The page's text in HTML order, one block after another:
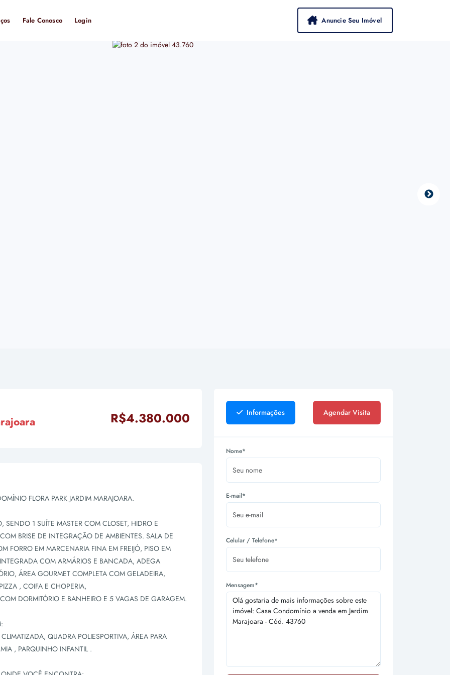
Fale Conosco Login Anuncie Seu Imóvel
R$4.380.000
FLORA PARK JARDIM MARAJOARA.
1 SUÍTE MASTER COM CLOSET, HIDRO E
BRISE DE INTEGRAÇÃO DE AMBIENTES. SALA DE
FORRO EM MARCENARIA FINA EM FREIJÓ, PISO EM
COM ARMÁRIOS E BANCADA, ADEGA
ÁREA GOURMET COMPLETA COM GELADEIRA,
, COIFA E CHOPERIA,
DORMITÓRIO E BANHEIRO E 5 VAGAS DE GARAGEM.
QUADRA POLIESPORTIVA, ÁREA PARA
, PARQUINHO INFANTIL .
Informações Agendar Visita
Nome*
E-mail*
Celular / Telefone*
Mensagem*